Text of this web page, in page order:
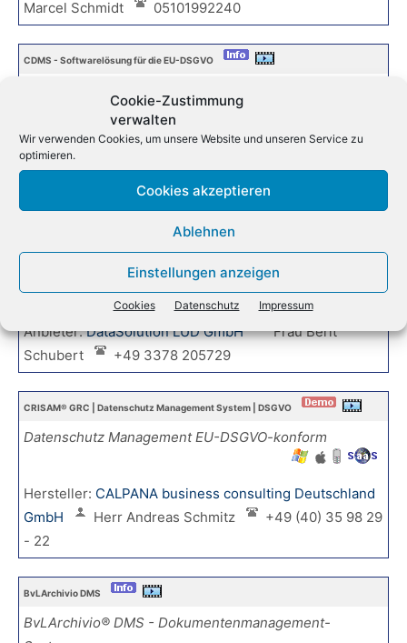
Cookie-Zustimmung
verwalten
Wir verwenden Cookies, um unsere Website und unseren Service zu
optimieren.
Cookies akzeptieren
Ablehnen
Einstellungen anzeigen
Cookies Datenschutz Impressum
Marcel Schmidt 05101992240
CDMS - Softwarelösung für die EU-DSGVO
Hersteller:privora AG
Frau Aylin Yildirim
Datenschutz-Management System + Audittool
Anbieter:DataSolution LUD GmbH
Frau Berit
Schubert
+49 3378 205729
CRISAM® GRC | Datenschutz Management System | DSGVO
Datenschutz Management EU-DSGVO-konform
Hersteller: CALPANA business consulting Deutschland
GmbH
Herr Andreas Schmitz
+49 (40) 35 98 29
- 22
BvLArchivio DMS
BvLArchivio® DMS - Dokumentenmanagement-